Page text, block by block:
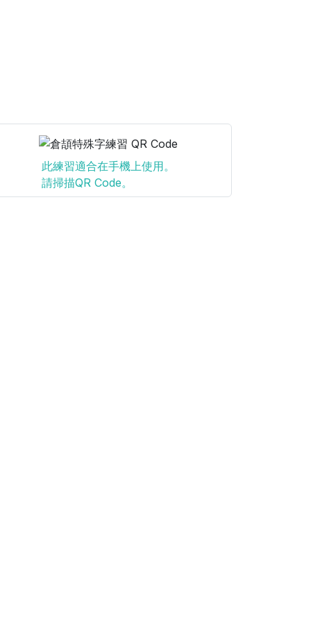
此練習適合在手機上使用。
請掃描QR Code。